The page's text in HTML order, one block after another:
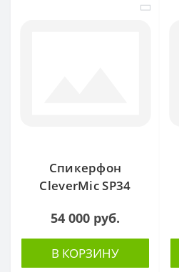
Спикерфон
CleverMic SP34
54 000 руб.
В КОРЗИНУ